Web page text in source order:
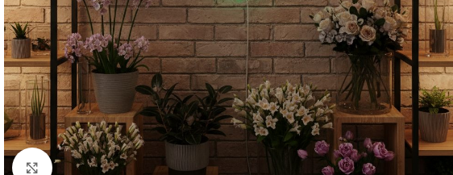
Нажмите, чтобы увеличить